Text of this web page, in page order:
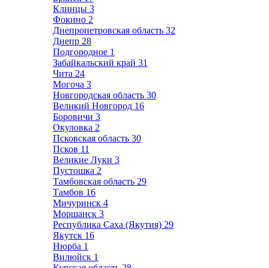
Клинцы 3
Фокино 2
Днепропетровская область 32
Днепр 28
Подгородное 1
Забайкальский край 31
Чита 24
Могоча 3
Новгородская область 30
Великий Новгород 16
Боровичи 3
Окуловка 2
Псковская область 30
Псков 11
Великие Луки 3
Пустошка 2
Тамбовская область 29
Тамбов 16
Мичуринск 4
Моршанск 3
Республика Саха (Якутия) 29
Якутск 16
Нюрба 1
Вилюйск 1